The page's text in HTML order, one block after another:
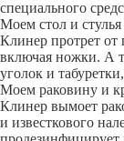
специального
Моем стол и стулья
Клинер протрет от
включая ножки. А
уголок и
Моем раковину и
Клинер вымоет
и известкового